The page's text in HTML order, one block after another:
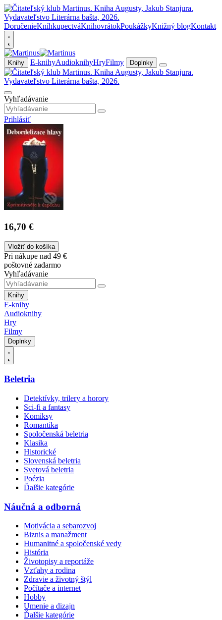
DoručenieKníhkupectváKnihovrátokPoukážkyKnižný blogKontakt
Knihy E-knihyAudioknihyHryFilmy Doplnky
Vyhľadávanie
Prihlásiť
16,70 €
Vložiť do košíka
Pri nákupe nad 49 €
poštovné zadarmo
Vyhľadávanie
Knihy
E-knihy
Audioknihy
Hry
Filmy
Doplnky
Beletria
Detektívky, trilery a horory
Sci-fi a fantasy
Komiksy
Romantika
Spoločenská beletria
Klasika
Historické
Slovenská beletria
Svetová beletria
Poézia
Ďalšie kategórie
Náučná a odborná
Motivácia a sebarozvoj
Biznis a manažment
Humanitné a spoločenské vedy
História
Životopisy a reportáže
Vzťahy a rodina
Zdravie a životný štýl
Počítače a internet
Hobby
Umenie a dizajn
Ďalšie kategórie